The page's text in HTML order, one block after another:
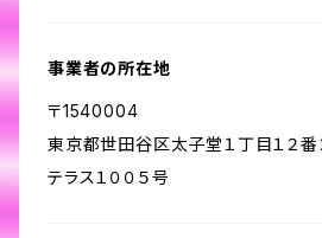
事業者の所在地
〒1540004
東京都世田谷区太子堂１丁目１２
テラス１００５号